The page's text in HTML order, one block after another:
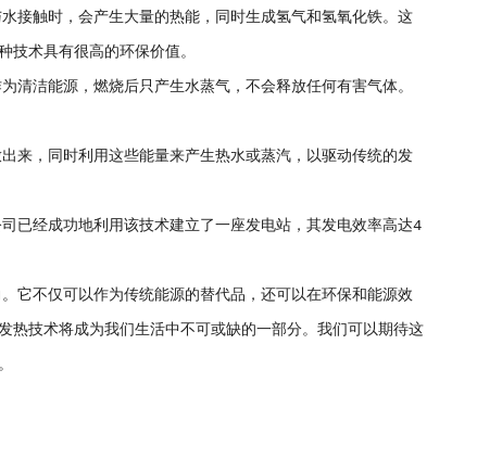
触时，会产生大量的热能，同时生成氢气和氢氧化铁。这
术具有很高的环保价值。
洁能源，燃烧后只产生水蒸气，不会释放任何有害气体。
，同时利用这些能量来产生热水或蒸汽，以驱动传统的发
经成功地利用该技术建立了一座发电站，其发电效率高达4
不仅可以作为传统能源的替代品，还可以在环保和能源效
热技术将成为我们生活中不可或缺的一部分。我们可以期待这